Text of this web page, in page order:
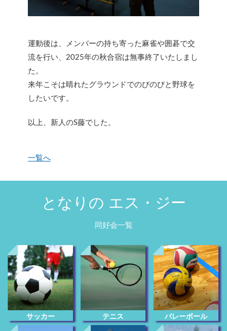
運動後は、メンバーの持ち寄った麻雀や囲碁で交
流を行い、2025年の秋合宿は無事終了いたしまし
た。
来年こそは晴れたグラウンドでのびのびと野球を
したいです。
以上、新人のS藤でした。
一覧へ
となりの エス・ジー
同好会一覧
サッカー テニス バレーボール